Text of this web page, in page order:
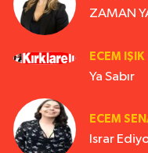
ZAMAN
ECEM IŞIK
Ya Sabır
ECEM
Israr